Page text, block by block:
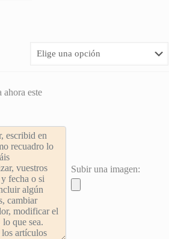
ahora este
Subir una imagen: